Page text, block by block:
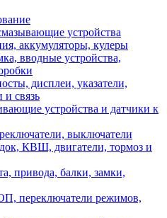
устройства
аккумуляторы, кулеры
вводные устройства,
дисплеи, указатели,
и связь
устройства и датчики к
выключатели
КВШ, двигатели, тормоз и
привода, балки, замки,
переключатели режимов,